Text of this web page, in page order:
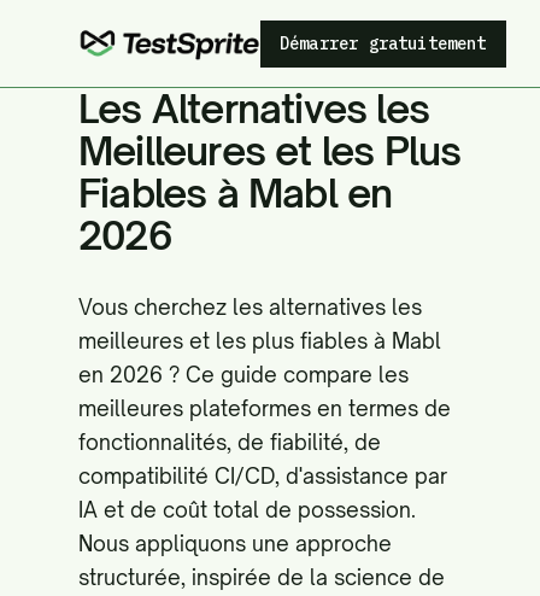
Démarrer gratuitement
Les Alternatives les
Meilleures et les Plus
Fiables à Mabl en
2026
Vous cherchez les alternatives les
meilleures et les plus fiables à Mabl
en 2026 ? Ce guide compare les
meilleures plateformes en termes de
fonctionnalités, de fiabilité, de
compatibilité CI/CD, d'assistance par
IA et de coût total de possession.
Nous appliquons une approche
structurée, inspirée de la science de